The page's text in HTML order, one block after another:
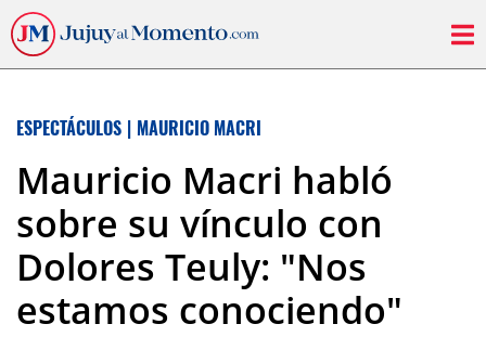
ESPECTÁCULOS | MAURICIO MACRI
Mauricio Macri habló
sobre su vínculo con
Dolores Teuly: "Nos
estamos conociendo"